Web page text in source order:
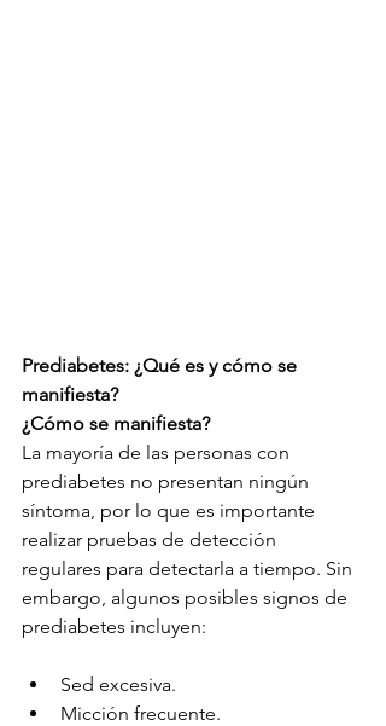
Prediabetes: ¿Qué es y cómo se
manifiesta?
¿Cómo se manifiesta?
La mayoría de las personas con
prediabetes no presentan ningún
síntoma, por lo que es importante
realizar pruebas de detección
regulares para detectarla a tiempo. Sin
embargo, algunos posibles signos de
prediabetes incluyen:
Sed excesiva.
Micción frecuente.